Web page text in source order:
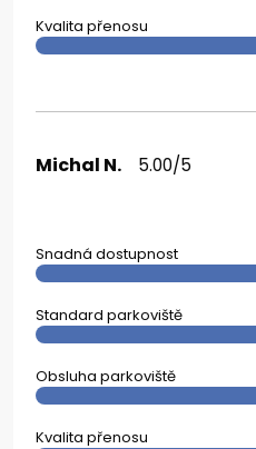
Kvalita přenosu
Michal N. 5.00/5
Snadná dostupnost
Standard parkoviště
Obsluha parkoviště
Kvalita přenosu